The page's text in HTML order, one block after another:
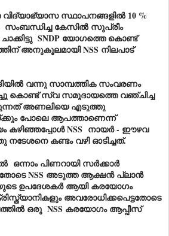
സ്ഥാപനങ്ങളിൽ 10 %
കേസിൽ സുപ്രീം
SNDP യോഗത്തെ കൊണ്ട്
അനുകൂലമായി NSS നിലപാട്
വന്നു സാമ്പത്തിക സംവരണം
കൊണ്ട് സ്വ സമുദായത്തെ വഞ്ചിച്ച
അണലിയെ എടുത്തു
പോലെ ആപത്താണെന്ന്
കഴിഞ്ഞപ്പോൾ NSS നായർ - ഈഴവ
കണ്ടം വഴി ഓടിച്ചത്.
ഒന്നാം പിണറായി സർക്കാർ
NSS അടുത്ത ആക്ഷൻ പ്ലാൻ
ഉപദേശകർ ആയി കരയോഗം
അവരോധിക്കപെട്ടതോടെ
ഒരു NSS കരയോഗം ആപ്പീസ്